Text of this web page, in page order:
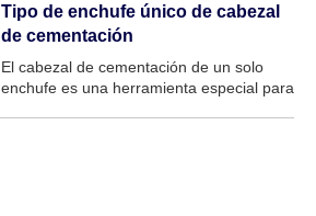
mano del Fondo. Durante la operación de
perforación, produce un CIR inverso
Tipo de enchufe único de cabezal
de cementación
El cabezal de cementación de un solo
enchufe es una herramienta especial para